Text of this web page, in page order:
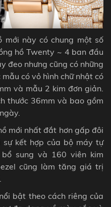
mới này có chung một số
hồ Twenty ~ 4 ban đầu
đeo nhưng cũng có những
có vỏ hình chữ nhật có
và mẫu 2 kim đơn giản.
thước 36mm và bao gồm
mới nhất đắt hơn gấp đôi
sự kết hợp của bộ máy tự
sung và 160 viên kim
cũng làm tăng giá trị
bật theo cách riêng của